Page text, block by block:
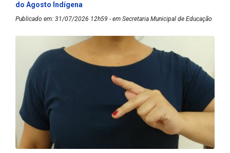
do Agosto Indígena
Publicado em: 31/07/2026 12h59 - em Secretaria Municipal de Educação